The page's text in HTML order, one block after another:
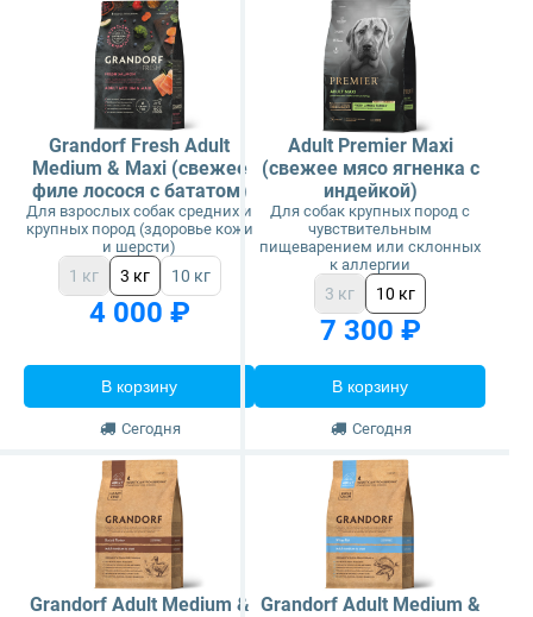
Grandorf Fresh Adult
Medium & Maxi (свежее
филе лосося с бататом)
Для взрослых собак средних и
крупных пород (здоровье кожи
и шерсти)
1 кг 3 кг 10 кг
4 000 ₽
В корзину
Сегодня
Adult Premier Maxi
(свежее мясо ягненка с
индейкой)
Для собак крупных пород с
чувствительным
пищеварением или склонных
к аллергии
3 кг 10 кг
7 300 ₽
В корзину
Сегодня
Grandorf Adult Medium & Grandorf Adult Medium &